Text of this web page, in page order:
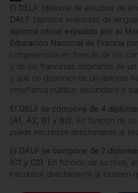
El DELF (diploma de estudios de
DALF (diploma avanzado de
diploma oficial expedido por el
Educación Nacional de Francia
competencias en francés de los
y de los franceses originarios de
y que no disponen de un diploma
enseñanza pública, secundaria o
El DELF se compone de 4
(A1, A2, B1 y B2). En función de
puede inscribirse directamente al
El DALF se compone de 2
(C1 y C2). En función de su nivel,
inscribirse directamente al examen